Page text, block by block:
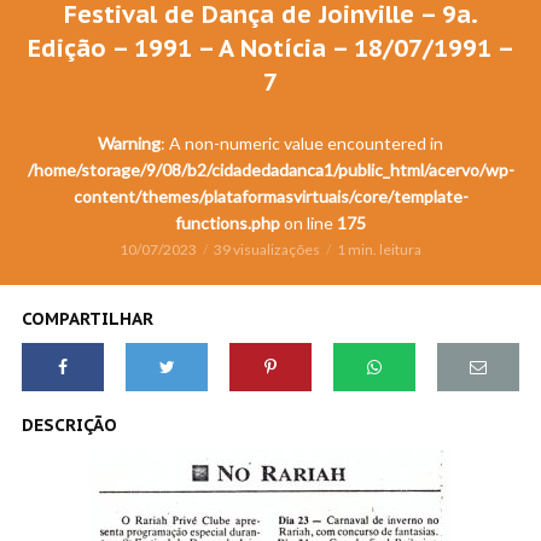
Festival de Dança de Joinville – 9a.
Edição – 1991 – A Notícia – 18/07/1991 –
7
Warning: A non-numeric value encountered in
/home/storage/9/08/b2/cidadedadanca1/public_html/acervo/wp-
content/themes/plataformasvirtuais/core/template-
functions.phpon line 175
10/07/2023 39 visualizações 1 min. leitura
COMPARTILHAR
DESCRIÇÃO